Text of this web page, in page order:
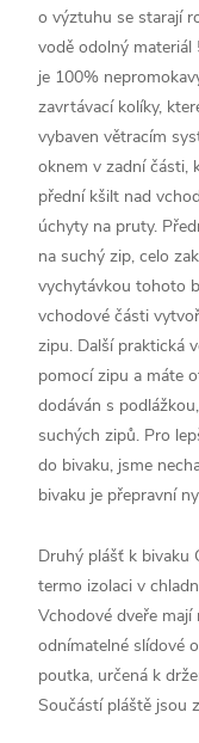
o výztuhu se starají
vodě odolný
je 100%
zavrtávací kolíky,
vybaven větracím
oknem v zadní části,
přední kšilt nad
úchyty na pruty.
na suchý zip, celo
vychytávkou tohoto
vchodové části
zipu. Další praktická
pomocí zipu a máte
dodáván s
suchých zipů. Pro
do bivaku, jsme
bivaku je přepravní
Druhý plášť k bivaku
termo izolaci v
Vchodové dveře
odnímatelné slídové
poutka, určená k
Součástí pláště jsou